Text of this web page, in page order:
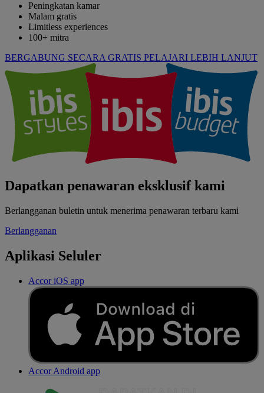
Peningkatan kamar
Malam gratis
Limitless experiences
100+ mitra
BERGABUNG SECARA GRATIS PELAJARI LEBIH LANJUT
Dapatkan penawaran eksklusif kami
Berlangganan buletin untuk menerima penawaran terbaru kami
Berlangganan
Aplikasi Seluler
Accor iOS app
Accor Android app